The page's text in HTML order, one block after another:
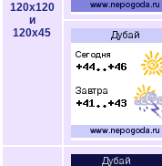
120x120
и
120x45